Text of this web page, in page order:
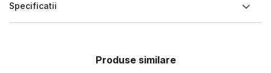
Specificatii
Produse similare